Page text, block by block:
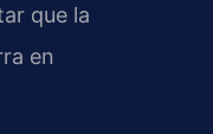
que la
en